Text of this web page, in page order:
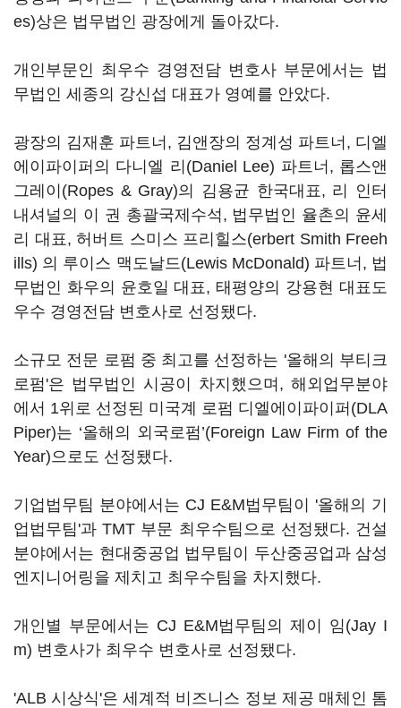
es)상은 법무법인 광장에게 돌아갔다.
개인부문인 최우수 경영전담 변호사 부문에서는 법
무법인 세종의 강신섭 대표가 영예를 안았다.
광장의 김재훈 파트너, 김앤장의 정계성 파트너, 디엘
에이파이퍼의 다니엘 리(Daniel Lee) 파트너, 롭스앤
그레이(Ropes & Gray)의 김용균 한국대표, 리 인터
내셔널의 이 권 총괄국제수석, 법무법인 율촌의 윤세
리 대표, 허버트 스미스 프리힐스(erbert Smith Freeh
ills) 의 루이스 맥도날드(Lewis McDonald) 파트너, 법
무법인 화우의 윤호일 대표, 태평양의 강용현 대표도
우수 경영전담 변호사로 선정됐다.
소규모 전문 로펌 중 최고를 선정하는 '올해의 부티크
로펌'은 법무법인 시공이 차지했으며, 해외업무분야
에서 1위로 선정된 미국계 로펌 디엘에이파이퍼(DLA
Piper)는 ‘올해의 외국로펌’(Foreign Law Firm of the
Year)으로도 선정됐다.
기업법무팀 분야에서는 CJ E&M법무팀이 '올해의 기
업법무팀'과 TMT 부문 최우수팀으로 선정됐다. 건설
분야에서는 현대중공업 법무팀이 두산중공업과 삼성
엔지니어링을 제치고 최우수팀을 차지했다.
개인별 부문에서는 CJ E&M법무팀의 제이 임(Jay I
m) 변호사가 최우수 변호사로 선정됐다.
'ALB 시상식'은 세계적 비즈니스 정보 제공 매체인 톰